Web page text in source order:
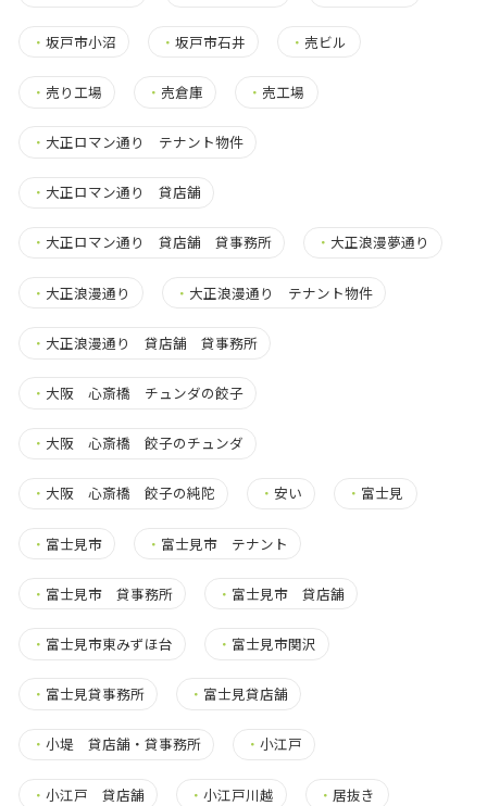
・ 坂戸市小沼 ・坂戸市石井 ・ 売ビル
・ 売り工場 ・ 売倉庫 ・ 売工場
・ 大正ロマン通り テナント物件
・ 大正ロマン通り 貸店舗
・ 大正ロマン通り 貸店舗 貸事務所 ・ 大正浪漫夢通り
・ 大正浪漫通り ・ 大正浪漫通り テナント物件
・ 大正浪漫通り 貸店舗 貸事務所
・ 大阪 心斎橋 チュンダの餃子
・ 大阪 心斎橋 餃子のチュンダ
・ 大阪 心斎橋 餃子の純陀 ・安い ・ 富士見
・ 富士見市 ・ 富士見市 テナント
・ 富士見市 貸事務所 ・ 富士見市 貸店舗
・ 富士見市東みずほ台 ・ 富士見市関沢
・ 富士見貸事務所 ・ 富士見貸店舗
・ 小堤 貸店舗・貸事務所 ・小江戸
・ 小江戸 貸店舗 ・小江戸川越 ・ 居抜き